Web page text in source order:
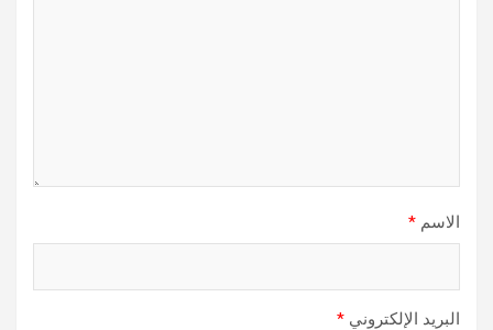
الاسم *
البريد الإلكتروني *